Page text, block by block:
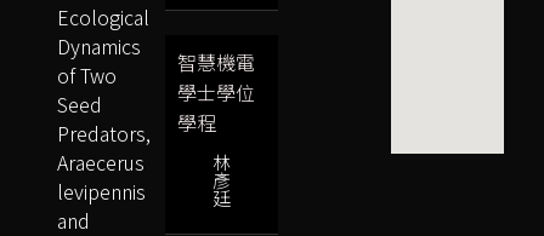
智慧機電
學士學位
學程
林
彥
廷
Ecological
Dynamics
of Two
Seed
Predators,
Araecerus
levipennis
and